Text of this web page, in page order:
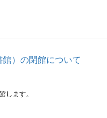
）の閉館について
ます。